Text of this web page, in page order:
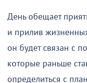
День обещает
и прилив
он будет связан с
которые раньше
определиться с